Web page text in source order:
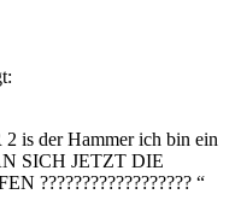
is der Hammer ich bin ein
SICH JETZT DIE
?????????????????? “